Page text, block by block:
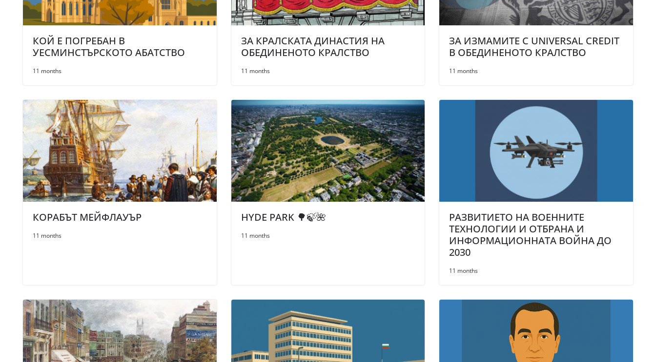
КОЙ Е ПОГРЕБАН В
УЕСМИНСТЪРСКОТО АБАТСТВО
11 months
ЗА КРАЛСКАТА ДИНАСТИЯ НА
ОБЕДИНЕНОТО КРАЛСТВО
11 months
ЗА ИЗМАМИТЕ С UNIVERSAL CREDIT
В ОБЕДИНЕНОТО КРАЛСТВО
11 months
КОРАБЪТ МЕЙФЛАУЪР
11 months
HYDE PARK 🌳🍃🌺
11 months
РАЗВИТИЕТО НА ВОЕННИТЕ
ТЕХНОЛОГИИ И ОТБРАНА И
ИНФОРМАЦИОННАТА ВОЙНА ДО
2030
11 months